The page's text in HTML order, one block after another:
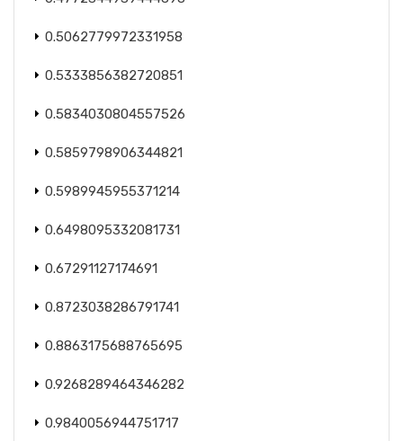
0.5062779972331958
0.5333856382720851
0.5834030804557526
0.5859798906344821
0.5989945955371214
0.6498095332081731
0.67291127174691
0.8723038286791741
0.8863175688765695
0.9268289464346282
0.9840056944751717